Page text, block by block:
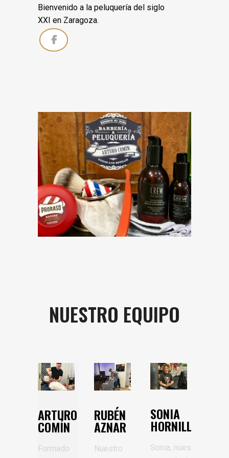
Bienvenido a la peluquería del siglo
XXI en Zaragoza.
NUESTRO EQUIPO
ARTURO
COMÍN
Formado
RUBÉN
AZNAR
Nuestro
SONIA
HORNILLOS
Sonia, nuestra